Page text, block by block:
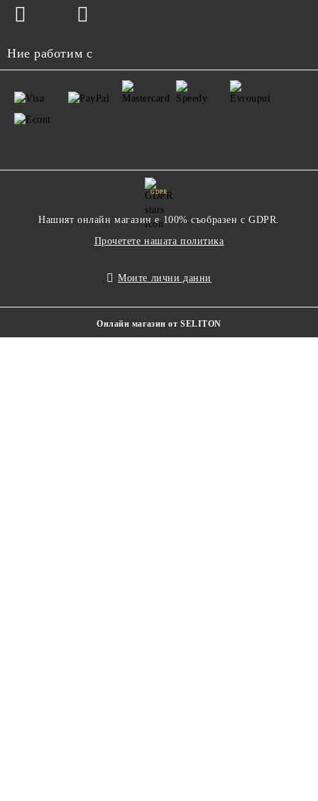
Ние работим с
GDPR
Нашият онлайн магазин е 100% съобразен с GDPR.
Прочетете нашата политика
Моите лични данни
Онлайн магазин от SELITON